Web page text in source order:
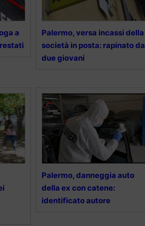
a
Palermo, versa incassi della
società in posta: rapinato da
due giovani
Palermo, danneggia auto
della ex con catene:
identificato autore